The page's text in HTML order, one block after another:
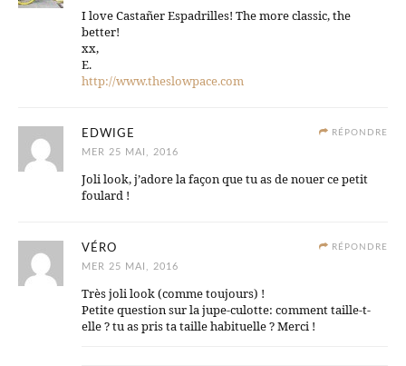
I love Castañer Espadrilles! The more classic, the
better!
xx,
E.
http://www.theslowpace.com
RÉPONDRE
EDWIGE
MER 25 MAI, 2016
Joli look, j’adore la façon que tu as de nouer ce petit
foulard !
RÉPONDRE
VÉRO
MER 25 MAI, 2016
Très joli look (comme toujours) !
Petite question sur la jupe-culotte: comment taille-t-
elle ? tu as pris ta taille habituelle ? Merci !